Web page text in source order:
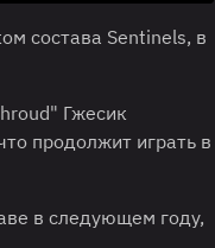
состава Sentinels, в
Гжесик
продолжит играть в
в следующем году,